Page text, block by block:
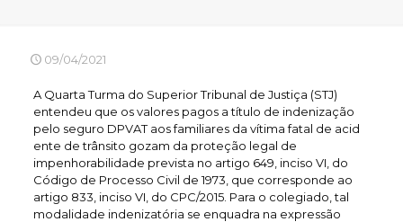
09/04/2021
A Quarta Turma do Superior Tribunal de Justiça (STJ)
entendeu que os valores pagos a título de indenização
pelo seguro DPVAT aos familiares da vítima fatal de acid​
ente de trânsito gozam da proteção legal de
impenhorabilidade prevista no artigo 649, inciso VI, do
Código de Processo Civil de 1973, que corresponde ao
artigo 833, inciso VI, do CPC/2015. Para o colegiado, tal
modalidade indenizatória se enquadra na expressão